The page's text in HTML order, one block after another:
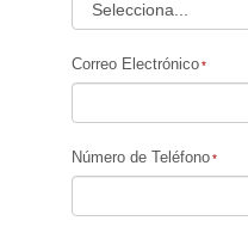
Correo Electrónico
Número de Teléfono